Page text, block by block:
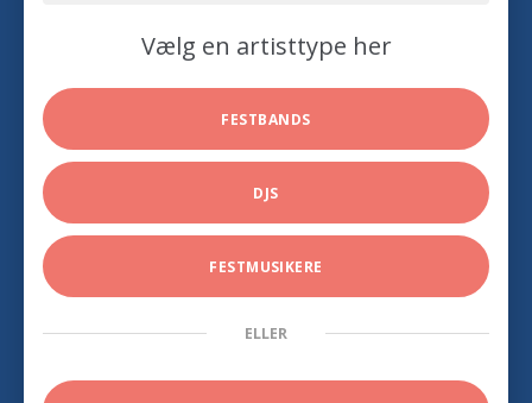
Vælg en artisttype her
FESTBANDS
DJS
FESTMUSIKERE
ELLER